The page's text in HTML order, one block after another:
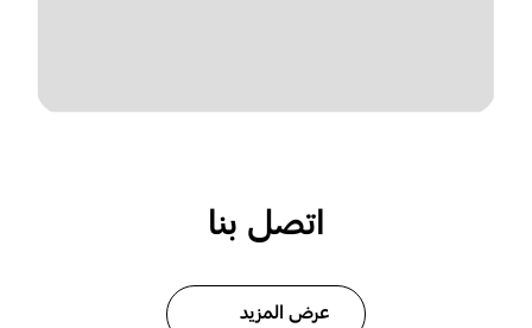
اتصل بنا
عرض المزيد